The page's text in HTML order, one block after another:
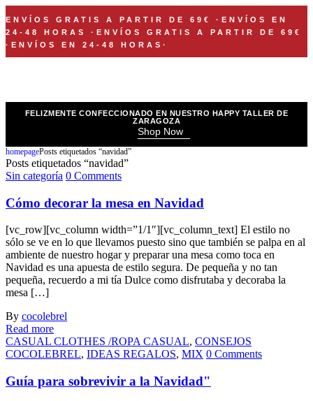
ENVÍOS GRATIS A PARTIR DE 69€ · ENVÍOS EN
24-48 HORAS · ENVÍOS GRATIS A PARTIR DE 69€
· ENVÍOS EN 24-48 HORAS ·
FELIZMENTE CONFECCIONADO EN NUESTRO HAPPY TALLER DE
ZARAGOZA
Shop Now
homepagePosts etiquetados “navidad”
Posts etiquetados “navidad”
Sin categoría 0 Comments
Cómo decorar la mesa en Navidad
[vc_row][vc_column width=”1/1″][vc_column_text] El estilo no
sólo se ve en lo que llevamos puesto sino que también se palpa en al
ambiente de nuestro hogar y preparar una mesa como toca en
Navidad es una apuesta de estilo segura. De pequeña y no tan
pequeña, recuerdo a mi tía Dulce como disfrutaba y decoraba la
mesa […]
By cocolebrel
Read more
CASUAL CLOTHES /ROPA CASUAL, CONSEJOS
COCOLEBREL, IDEAS REGALOS, MIX 0 Comments
Guía para sobrevivir a la Navidad"